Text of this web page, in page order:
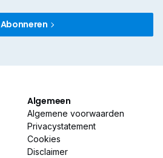
Abonneren
Algemeen
Algemene voorwaarden
Privacystatement
Cookies
Disclaimer